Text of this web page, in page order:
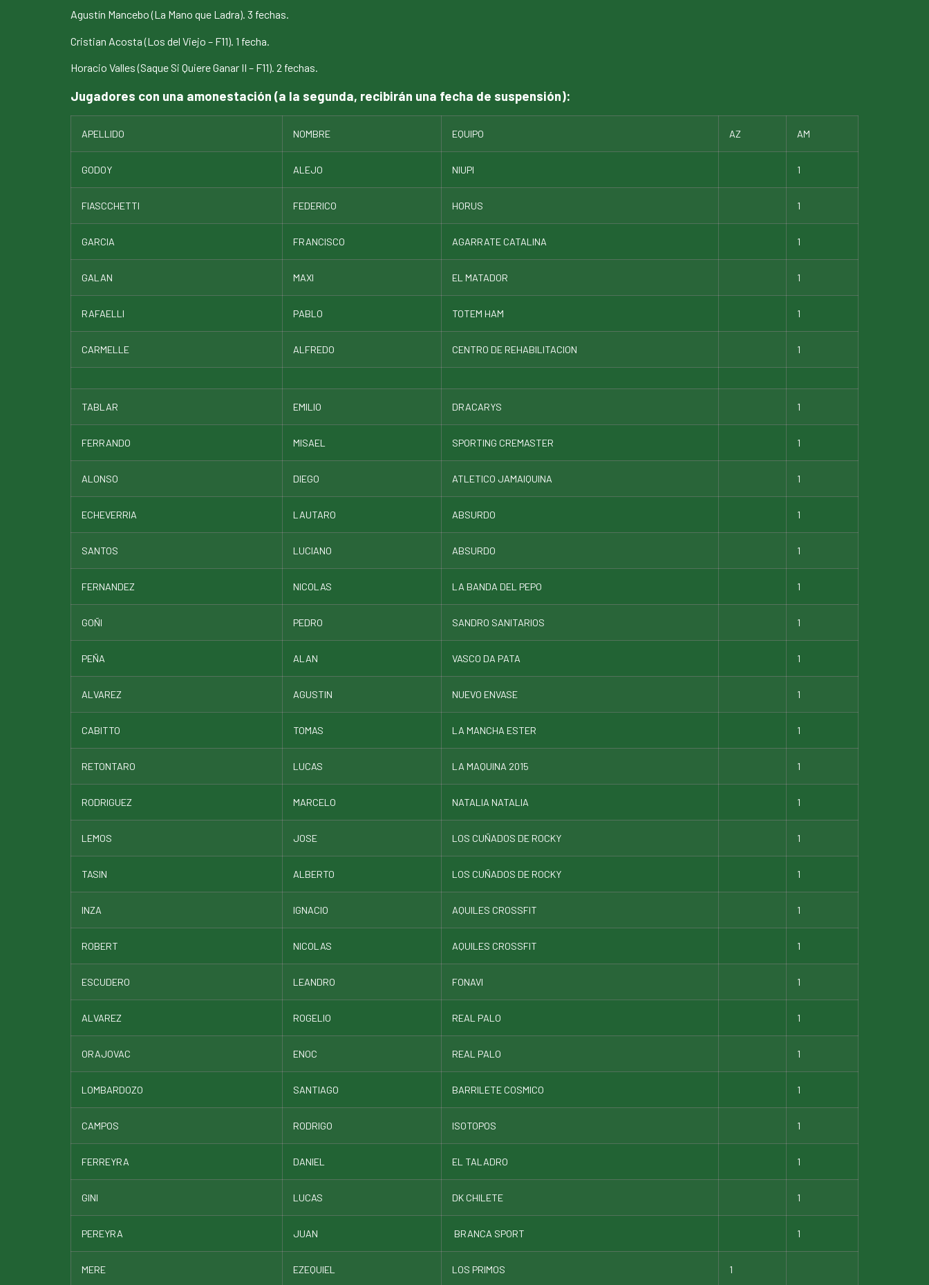
Agustín Mancebo (La Mano que Ladra). 3 fechas.
Cristian Acosta (Los del Viejo – F11). 1 fecha.
Horacio Valles (Saque Si Quiere Ganar II – F11). 2 fechas.
Jugadores con una amonestación (a la segunda, recibirán una fecha de suspensión):
APELLIDO NOMBRE EQUIPO AZ AM
GODOY ALEJO NIUPI 1
FIASCCHETTI FEDERICO HORUS 1
GARCIA FRANCISCO AGARRATE CATALINA 1
GALAN MAXI EL MATADOR 1
RAFAELLI PABLO TOTEM HAM 1
CARMELLE ALFREDO CENTRO DE REHABILITACION 1
TABLAR EMILIO DRACARYS 1
FERRANDO MISAEL SPORTING CREMASTER 1
ALONSO DIEGO ATLETICO JAMAIQUINA 1
ECHEVERRIA LAUTARO ABSURDO 1
SANTOS LUCIANO ABSURDO 1
FERNANDEZ NICOLAS LA BANDA DEL PEPO 1
GOÑI PEDRO SANDRO SANITARIOS 1
PEÑA ALAN VASCO DA PATA 1
ALVAREZ AGUSTIN NUEVO ENVASE 1
CABITTO TOMAS LA MANCHA ESTER 1
RETONTARO LUCAS LA MAQUINA 2015 1
RODRIGUEZ MARCELO NATALIA NATALIA 1
LEMOS JOSE LOS CUÑADOS DE ROCKY 1
TASIN ALBERTO LOS CUÑADOS DE ROCKY 1
INZA IGNACIO AQUILES CROSSFIT 1
ROBERT NICOLAS AQUILES CROSSFIT 1
ESCUDERO LEANDRO FONAVI 1
ALVAREZ ROGELIO REAL PALO 1
ORAJOVAC ENOC REAL PALO 1
LOMBARDOZO SANTIAGO BARRILETE COSMICO 1
CAMPOS RODRIGO ISOTOPOS 1
FERREYRA DANIEL EL TALADRO 1
GINI LUCAS DK CHILETE 1
PEREYRA JUAN BRANCA SPORT 1
MERE EZEQUIEL LOS PRIMOS 1